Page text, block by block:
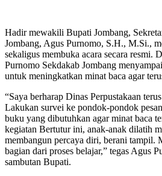
Hadir mewakili Bupati Jombang,
Jombang, Agus Purnomo, S.H., M.Si.,
sekaligus membuka acara secara resmi.
Purnomo Sekdakab Jombang
untuk meningkatkan minat baca agar
“Saya berharap Dinas Perpustakaan
Lakukan survei ke pondok-pondok
buku yang dibutuhkan agar minat baca
kegiatan Bertutur ini, anak-anak dilatih
membangun percaya diri, berani tampil.
bagian dari proses belajar,” tegas Agus
sambutan Bupati.